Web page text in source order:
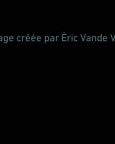
créée par Èric Vande